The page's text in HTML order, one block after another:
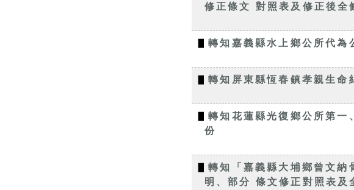
修正條文 對照表及修正後全
▋轉知嘉義縣水上鄉公所代
▋轉知屏東縣恆春鎮孝親生
▋轉知花蓮縣光復鄉公所第一
份
▋轉知「嘉義縣大埔鄉曾文納
明、部分 條文修正對照表及